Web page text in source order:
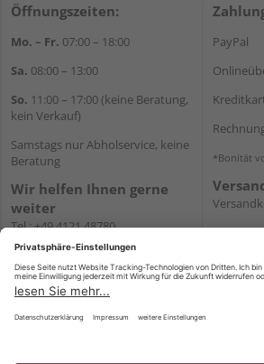
Öffnungszeiten:
Mo. – Fr. 07:00 – 18:00
Sa. 08:00 – 13:00
So. 11:00 – 17:00 (keine Beratung,
kein Verkauf)
Samstags nur Abholservice, keine
Beratung
Wir helfen Ihnen gerne
weiter
Tel.:+49 4121 48780
E-Mail:onlineshop@holz-
WhatsApp
PayPal
*Bonität